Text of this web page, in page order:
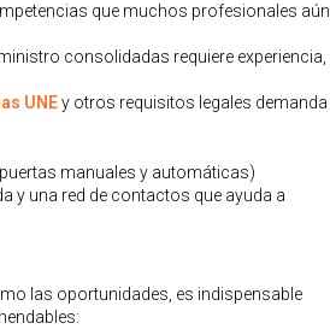
que muchos profesionales aún
consolidadas requiere experiencia,
UNEy otros requisitos legales demanda
manuales y automáticas)
y una red de contactos que ayuda a
las oportunidades, es indispensable